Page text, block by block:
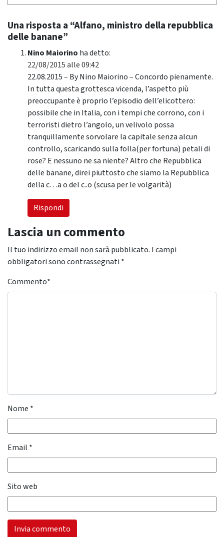
Una risposta a “Alfano, ministro della repubblica
delle banane”
Nino Maiorino ha detto:
22/08/2015 alle 09:42
22.08.2015 – By Nino Maiorino – Concordo pienamente.
In tutta questa grottesca vicenda, l’aspetto più
preoccupante è proprio l’episodio dell’elicottero:
possibile che in Italia, con i tempi che corrono, con i
terroristi dietro l’angolo, un velivolo possa
tranquillamente sorvolare la capitale senza alcun
controllo, scaricando sulla folla(per fortuna) petali di
rose? E nessuno ne sa niente? Altro che Repubblica
delle banane, direi piuttosto che siamo la Repubblica
della c…a o del c..o (scusa per le volgarità)
Rispondi
Lascia un commento
Il tuo indirizzo email non sarà pubblicato. I campi
obbligatori sono contrassegnati *
Commento*
Nome *
Email *
Sito web